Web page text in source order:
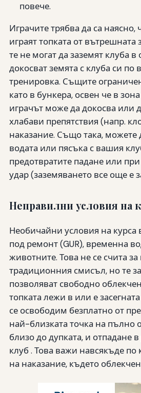
повече.
Играчите трябва да са наясно,
играят топката от вътрешната
те не могат да заземят клуба в
докосват земята с клуба си
тренировка. Същите
като в бункера, освен че в
играчът може да докосва или
хлабави препятствия (напр.
наказание. Също така, можете
водата или пясъка с вашия
предотвратите падане или при
удар (заземяването все още е
Неправилни условия на
Необичайни условия на курса
под ремонт (GUR), временна
животните. Това не се счита
традиционния смисъл, но те
позволяват свободно
топката лежи в или е засегната
се освободим безплатно от
най-близката точка на пълно
близо до дупката, и отпадане
клуб . Това важи навсякъде по
на наказание, където